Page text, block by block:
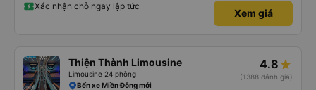
Xác nhận chỗ ngay lập tức
Xem giá
Thiện Thành Limousine
Limousine 24 phòng
4.8
(1388 đánh giá)
Bến xe Miền Đông mới